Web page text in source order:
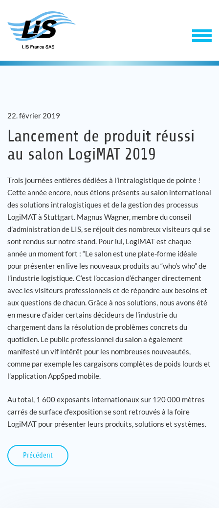
Solutions
Service
Entreprise
Carrière
Références
Actualités
Contact
22. février 2019
Lancement de produit réussi
au salon LogiMAT 2019
Trois journées entières dédiées à l’intralogistique de pointe !
Cette année encore, nous étions présents au salon international
des solutions intralogistiques et de la gestion des processus
LogiMAT à Stuttgart. Magnus Wagner, membre du conseil
d’administration de LIS, se réjouit des nombreux visiteurs qui se
sont rendus sur notre stand. Pour lui, LogiMAT est chaque
année un moment fort : “Le salon est une plate-forme idéale
pour présenter en live les nouveaux produits au “who’s who” de
l’industrie logistique. C’est l’occasion d’échanger directement
avec les visiteurs professionnels et de répondre aux besoins et
aux questions de chacun. Grâce à nos solutions, nous avons été
en mesure d’aider certains décideurs de l’industrie du
chargement dans la résolution de problèmes concrets du
quotidien. Le public professionnel du salon a également
manifesté un vif intêrêt pour les nombreuses nouveautés,
comme par exemple les cargaisons complètes de poids lourds et
l’application AppSped mobile.
Au total, 1 600 exposants internationaux sur 120 000 mètres
carrés de surface d’exposition se sont retrouvés à la foire
LogiMAT pour présenter leurs produits, solutions et systèmes.
Précédent